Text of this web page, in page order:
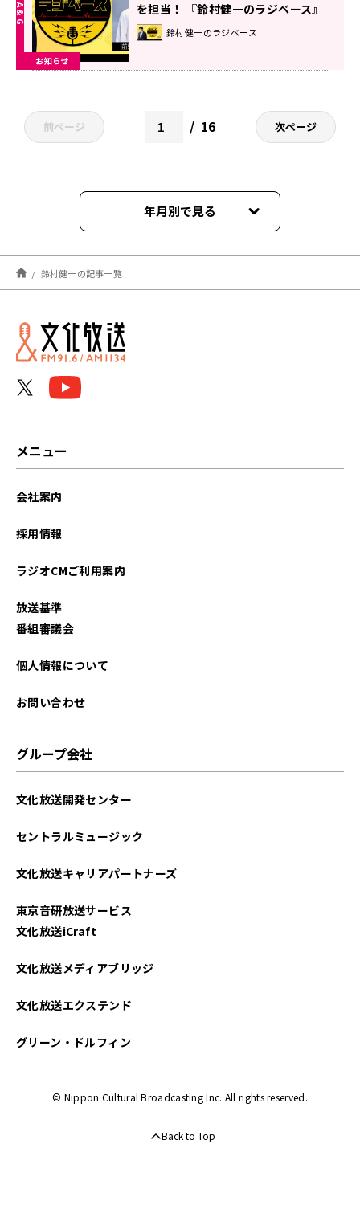
お知らせ
を担当！ 『鈴村健一のラジベース』
#213 鈴村健一のラジベース
前ページ 16 次ページ
年月別で見る
2026年07月
2026年06月
2026年05月
2025年08月
2025年05月
2024年12月
2024年11月
2024年10月
鈴村健一の記事一覧
メニュー
会社案内
採用情報
ラジオCMご利用案内
放送基準
番組審議会
個人情報について
お問い合わせ
グループ会社
文化放送開発センター
セントラルミュージック
文化放送キャリアパートナーズ
東京音研放送サービス
文化放送iCraft
文化放送メディアブリッジ
文化放送エクステンド
グリーン・ドルフィン
© Nippon Cultural Broadcasting Inc. All rights reserved.
Back to Top